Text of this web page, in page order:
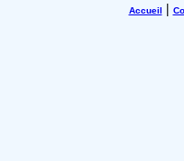
Accueil |